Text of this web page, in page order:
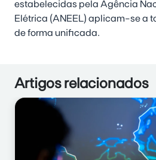
estabelecidas pela Agência
Elétrica (ANEEL) aplicam-se a
de forma unificada.
Artigos relacionados